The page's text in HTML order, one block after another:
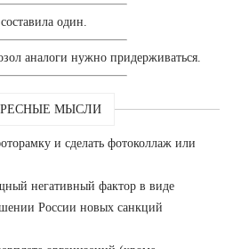
один.
аналоги нужно придерживаться.
МЫСЛИ
и сделать фотоколлаж или
негативный фактор в виде
России новых санкций